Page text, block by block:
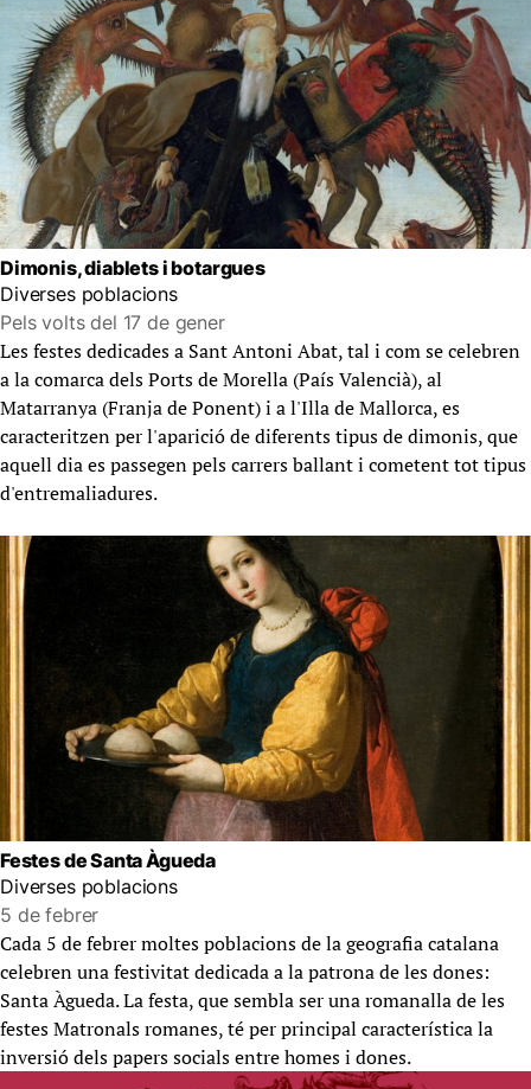
Dimonis, diablets i botargues
Diverses poblacions
Pels volts del 17 de gener
Les festes dedicades a Sant Antoni Abat, tal i com se celebren
a la comarca dels Ports de Morella (País Valencià), al
Matarranya (Franja de Ponent) i a l'Illa de Mallorca, es
caracteritzen per l'aparició de diferents tipus de dimonis, que
aquell dia es passegen pels carrers ballant i cometent tot tipus
d'entremaliadures.
Festes de Santa Àgueda
Diverses poblacions
5 de febrer
Cada 5 de febrer moltes poblacions de la geografia catalana
celebren una festivitat dedicada a la patrona de les dones:
Santa Àgueda. La festa, que sembla ser una romanalla de les
festes Matronals romanes, té per principal característica la
inversió dels papers socials entre homes i dones.